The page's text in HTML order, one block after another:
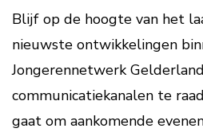
Blijf op de hoogte van het
nieuwste ontwikkelingen
Jongerennetwerk
communicatiekanalen te
gaat om aankomende